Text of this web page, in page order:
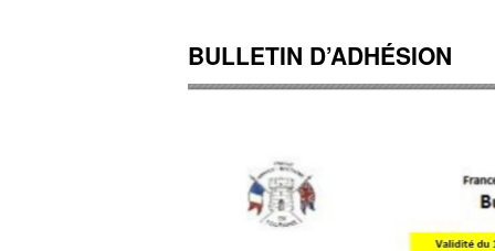
BULLETIN D’ADHÉSION